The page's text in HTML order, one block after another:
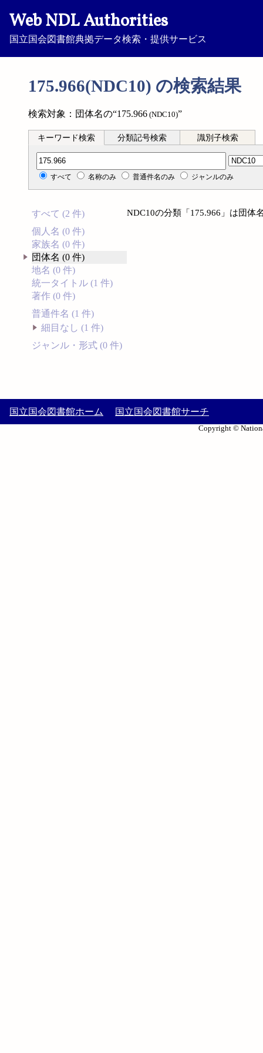
Web NDL Authorities
国立国会図書館典拠データ検索・提供サービス
175.966(NDC10) の検索結果
検索対象：団体名の“175.966 (NDC10)”
キーワード検索 分類記号検索 識別子検索
分類記号検索
すべて 名称のみ 普通件名のみ ジャンルのみ
すべて (2 件)
個人名 (0 件)
家族名 (0 件)
団体名 (0 件)
地名 (0 件)
統一タイトル (1 件)
著作 (0 件)
普通件名 (1 件)
細目なし (1 件)
ジャンル・形式 (0 件)
NDC10の分類「175.966」は団体
国立国会図書館ホーム 国立国会図書館サーチ
Copyright ©